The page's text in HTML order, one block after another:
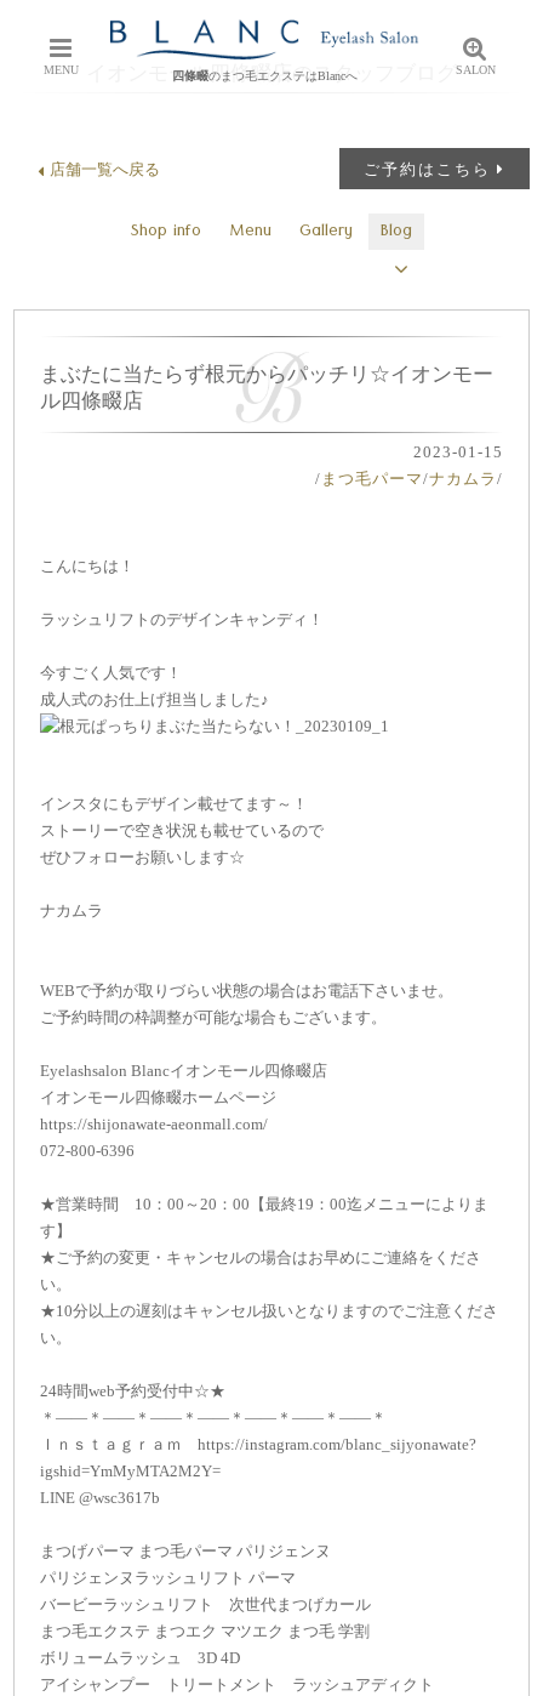
MENU 四條畷のまつ毛エクステはBlancへ SALON
イオンモール四條畷店のスタッフブログ
ご予約はこちら
店舗一覧へ戻る
Shop info Menu Gallery Blog
まぶたに当たらず根元からパッチリ☆イオンモー
ル四條畷店
2023-01-15
/ まつ毛パーマ/ナカムラ /
こんにちは！
ラッシュリフトのデザインキャンディ！
今すごく人気です！
成人式のお仕上げ担当しました♪
インスタにもデザイン載せてます～！
ストーリーで空き状況も載せているので
ぜひフォローお願いします☆
ナカムラ
WEBで予約が取りづらい状態の場合はお電話下さいませ。
ご予約時間の枠調整が可能な場合もございます。
Eyelashsalon Blancイオンモール四條畷店
イオンモール四條畷ホームページ
https://shijonawate-aeonmall.com/
072-800-6396
★営業時間 10：00～20：00【最終19：00迄メニューによりま
す】
★ご予約の変更・キャンセルの場合はお早めにご連絡をくださ
い。
★10分以上の遅刻はキャンセル扱いとなりますのでご注意くださ
い。
24時間web予約受付中☆★
＊——＊——＊——＊——＊——＊——＊——＊
Ｉｎｓｔａｇｒａｍ https://instagram.com/blanc_sijyonawate?
igshid=YmMyMTA2M2Y=
LINE @wsc3617b
まつげパーマ まつ毛パーマ パリジェンヌ
パリジェンヌラッシュリフト パーマ
バービーラッシュリフト 次世代まつげカール
まつ毛エクステ まつエク マツエク まつ毛 学割
ボリュームラッシュ 3D 4D
アイシャンプー トリートメント ラッシュアディクト